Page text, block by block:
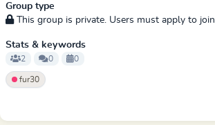
Group type
This group is private. Users must apply to join
Stats & keywords
2 0 0
fur30